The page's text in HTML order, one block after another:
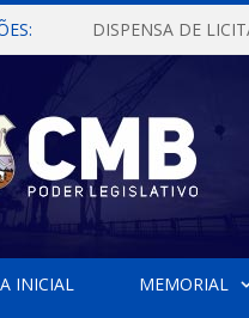
INICIAL MEMORIAL